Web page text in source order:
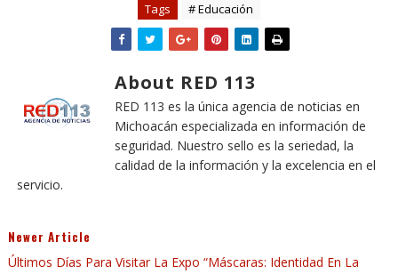
Tags # Educación
About RED 113
RED 113 es la única agencia de noticias en
Michoacán especializada en información de
seguridad. Nuestro sello es la seriedad, la
calidad de la información y la excelencia en el
servicio.
Newer Article
Últimos Días Para Visitar La Expo “Máscaras: Identidad En La